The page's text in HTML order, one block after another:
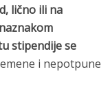
lično ili na
stipendije se
i nepotpune